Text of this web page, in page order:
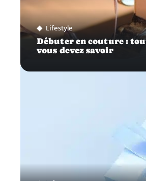
Lifestyle
Débuter en couture :
vous devez savoir